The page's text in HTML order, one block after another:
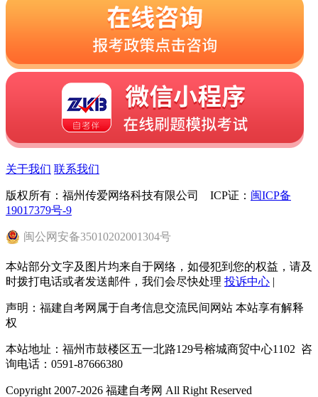
关于我们 联系我们
版权所有：福州传爱网络科技有限公司 ICP证： 闽ICP备
19017379号-9
闽公网安备35010202001304号
本站部分文字及图片均来自于网络，如侵犯到您的权益，请及
时拨打电话或者发送邮件，我们会尽快处理 投诉中心 |
声明：福建自考网属于自考信息交流民间网站 本站享有解释
权
本站地址：福州市鼓楼区五一北路129号榕城商贸中心1102 咨
询电话：0591-87666380
Copyright 2007-2026 福建自考网 All Right Reserved